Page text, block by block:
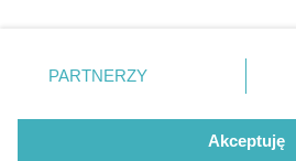
Historia miasta
znajdujący się w lewym dolnym
przetwarzaniu. Preferencje będą
PARTNERZY
Akceptuję